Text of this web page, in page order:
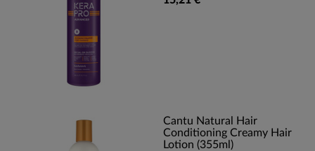
Cantu Natural Hair
Conditioning Creamy Hair
Lotion (355ml)